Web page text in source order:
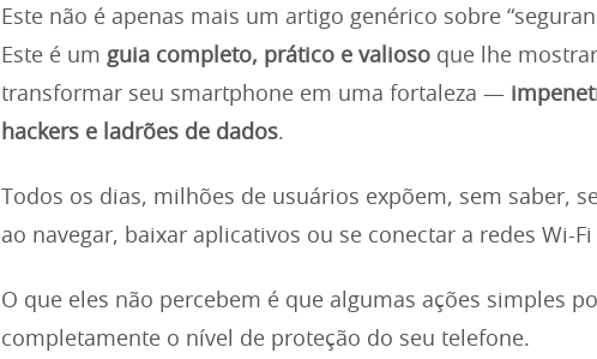
Este não é apenas mais um artigo genérico sobre
Este é um guia completo, prático e valioso que lhe
transformar seu smartphone em uma fortaleza —
hackers e ladrões de dados.
Todos os dias, milhões de usuários expõem, sem saber,
ao navegar, baixar aplicativos ou se conectar a redes Wi-
O que eles não percebem é que algumas ações simples
completamente o nível de proteção do seu telefone.